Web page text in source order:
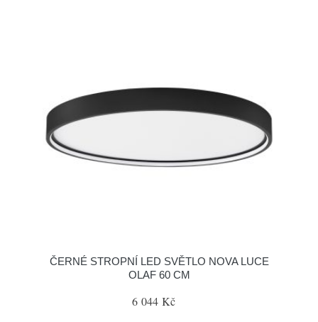
ČERNÉ STROPNÍ LED SVĚTLO NOVA LUCE
OLAF 60 CM
6 044 Kč